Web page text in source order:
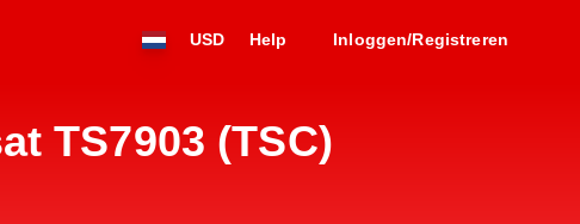
USD Help Inloggen/Registreren
TS7903 (TSC)